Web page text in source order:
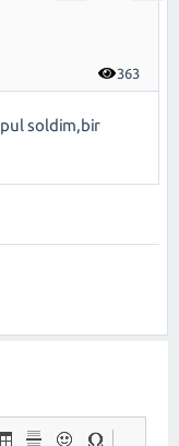
363
soldim,bir